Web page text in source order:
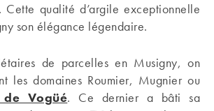
Cette qualité d’argile exceptionnelle
son élégance légendaire.
de parcelles en Musigny, on
les domaines Roumier, Mugnier ou
de Vogüé. Ce dernier a bâti sa